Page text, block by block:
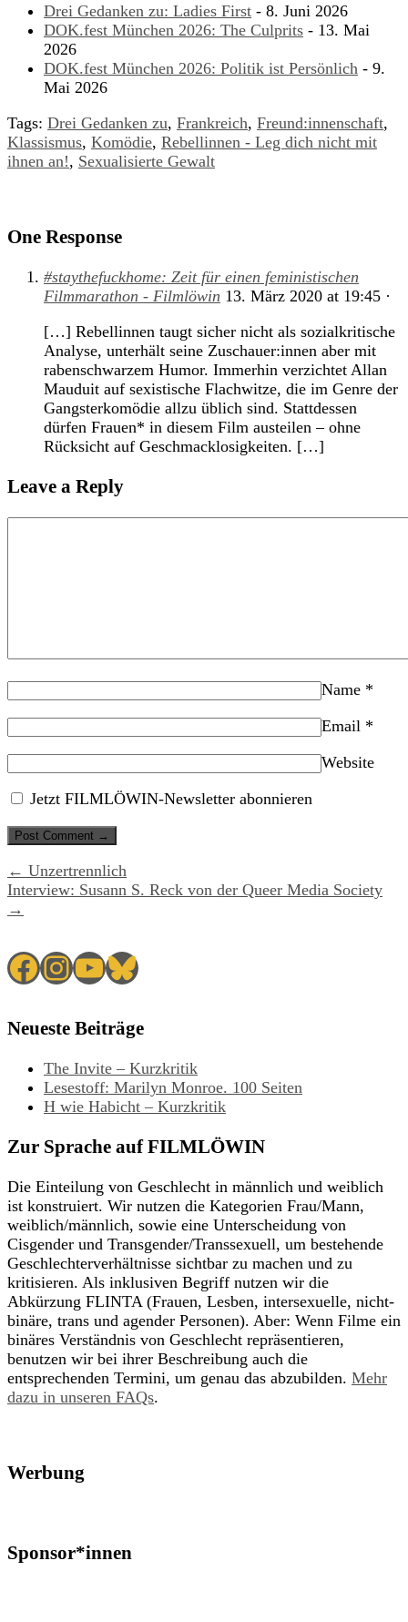
Drei Gedanken zu: Ladies First - 8. Juni 2026
DOK.fest München 2026: The Culprits - 13. Mai
2026
DOK.fest München 2026: Politik ist Persönlich - 9.
Mai 2026
Tags: Drei Gedanken zu, Frankreich, Freund:innenschaft,
Klassismus, Komödie, Rebellinnen - Leg dich nicht mit
ihnen an!, Sexualisierte Gewalt
One Response
#staythefuckhome: Zeit für einen feministischen
Filmmarathon - Filmlöwin 13. März 2020 at 19:45 ·
[…] Rebellinnen taugt sicher nicht als sozialkritische
Analyse, unterhält seine Zuschauer:innen aber mit
rabenschwarzem Humor. Immerhin verzichtet Allan
Mauduit auf sexistische Flachwitze, die im Genre der
Gangsterkomödie allzu üblich sind. Stattdessen
dürfen Frauen* in diesem Film austeilen – ohne
Rücksicht auf Geschmacklosigkeiten. […]
Leave a Reply
Name *
Email *
Website
Jetzt FILMLÖWIN-Newsletter abonnieren
← Unzertrennlich
Interview: Susann S. Reck von der Queer Media Society
→
Facebook
Instagram
YouTube
Bluesky
Neueste Beiträge
The Invite – Kurzkritik
Lesestoff: Marilyn Monroe. 100 Seiten
H wie Habicht – Kurzkritik
Zur Sprache auf FILMLÖWIN
Die Einteilung von Geschlecht in männlich und weiblich
ist konstruiert. Wir nutzen die Kategorien Frau/Mann,
weiblich/männlich, sowie eine Unterscheidung von
Cisgender und Transgender/Transsexuell, um bestehende
Geschlechterverhältnisse sichtbar zu machen und zu
kritisieren. Als inklusiven Begriff nutzen wir die
Abkürzung FLINTA (Frauen, Lesben, intersexuelle, nicht-
binäre, trans und agender Personen). Aber: Wenn Filme ein
binäres Verständnis von Geschlecht repräsentieren,
benutzen wir bei ihrer Beschreibung auch die
entsprechenden Termini, um genau das abzubilden. Mehr
dazu in unseren FAQs.
Werbung
Sponsor*innen